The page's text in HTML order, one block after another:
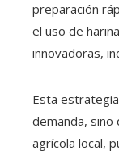
preparación
el uso de
innovadoras,
Esta
demanda, sino
agrícola local,